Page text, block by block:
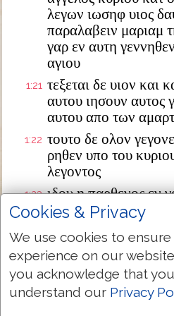
λεγων ιωσηφ υιος
παραλαβειν μαριαμ
γαρ εν αυτη
αγιου
1:21 τεξεται δε υιον και
αυτου ιησουν αυτος
αυτου απο των
1:22 τουτο δε ολον
ρηθεν υπο του
λεγοντος
1:23 ιδου η παρθενος εν
υιον και καλεσουσιν
εμμανουηλ ο εστιν
ημων ο θεος
1:24 διεγερθεις δε ο
εποιησεν ως
κυριου και
Cookies & Privacy
We use cookies to
experience on our
you acknowledge that
understand our Privacy